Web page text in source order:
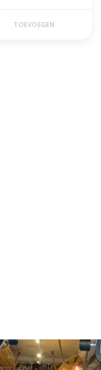
TOEVOEGEN